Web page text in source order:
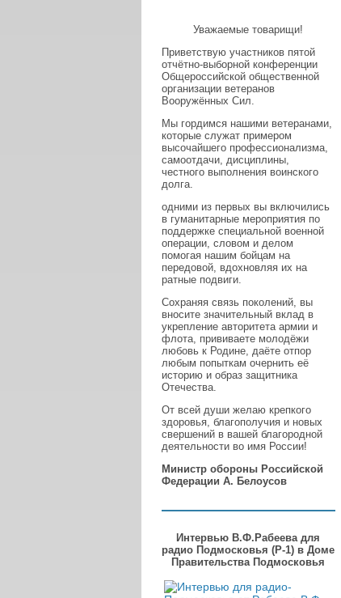
Уважаемые товарищи!
Приветствую участников пятой
отчётно-выборной конференции
Общероссийской общественной
организации ветеранов
Вооружённых Сил.
Мы гордимся нашими ветеранами,
которые служат примером
высочайшего профессионализма,
самоотдачи, дисциплины,
честного выполнения воинского
долга.
одними из первых вы включились
в гуманитарные мероприятия по
поддержке специальной военной
операции, словом и делом
помогая нашим бойцам на
передовой, вдохновляя их на
ратные подвиги.
Сохраняя связь поколений, вы
вносите значительный вклад в
укрепление авторитета армии и
флота, прививаете молодёжи
любовь к Родине, даёте отпор
любым попыткам очернить её
историю и образ защитника
Отечества.
От всей души желаю крепкого
здоровья, благополучия и новых
свершений в вашей благородной
деятельности во имя России!
Министр обороны Российской
Федерации А. Белоусов
Интервью В.Ф.Рабеева для
радио Подмосковья (Р-1) в Доме
Правительства Подмосковья